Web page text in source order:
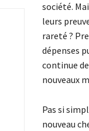
société.
leurs
rareté ?
dépenses
continue
nouveaux
Pas si
nouveau